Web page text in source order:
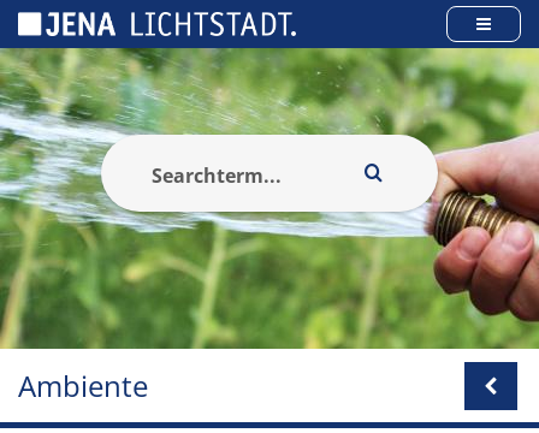
Ambiente
Cookies management panel